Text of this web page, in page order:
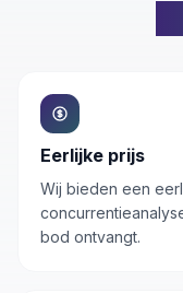
Eerlijke prijs
Wij bieden een
bod ontvangt.